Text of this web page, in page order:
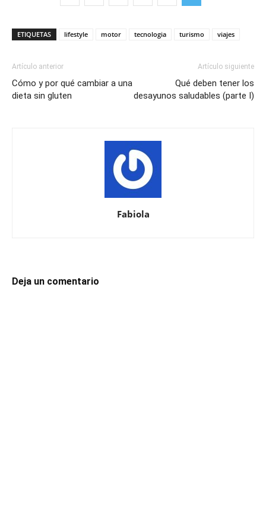
ETIQUETAS lifestyle motor tecnologia turismo viajes
Artículo anterior
Cómo y por qué cambiar a una
dieta sin gluten
Artículo siguiente
Qué deben tener los
desayunos saludables (parte I)
Fabiola
Deja un comentario